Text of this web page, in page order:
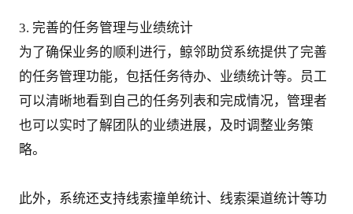
3. 完善的任务管理与业绩统计
为了确保业务的顺利进行，鲸邻助贷系统提供了完善
的任务管理功能，包括任务待办、业绩统计等。员工
可以清晰地看到自己的任务列表和完成情况，管理者
也可以实时了解团队的业绩进展，及时调整业务策
略。
此外，系统还支持线索撞单统计、线索渠道统计等功